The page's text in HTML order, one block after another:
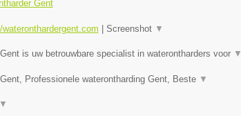
Gent
wateronthardergent.com Screenshot ▼
is uw betrouwbare specialist in waterontharders voor ▼
Professionele waterontharding Gent, Beste ▼
▼